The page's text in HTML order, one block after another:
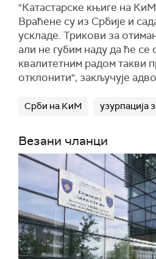
"Катастарске књиге на
Враћене су из Србије и
ускладе. Трикови за
али не губим наду да ће се
квалитетним радом такви
отклонити", закључује
Срби на КиМ узурпација
Везани чланци